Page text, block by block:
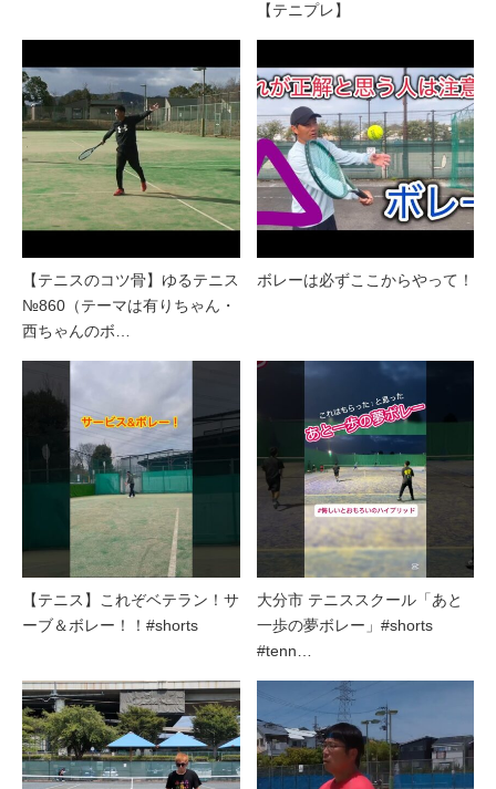
【テニプレ】
【テニスのコツ骨】ゆるテニス
№860（テーマは有りちゃん・
西ちゃんのボ…
ボレーは必ずここからやって！
【テニス】これぞベテラン！サ
ーブ＆ボレー！！#shorts
大分市 テニススクール「あと
一歩の夢ボレー」#shorts
#tenn…